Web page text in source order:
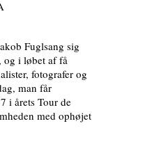
Fuglsang sig
og i løbet af få
fotografer og
man får
i årets Tour de
med ophøjet